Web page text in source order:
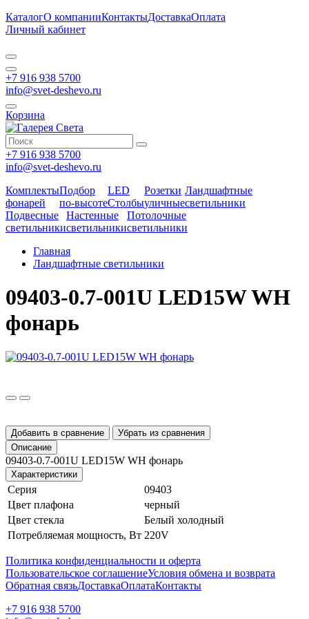
КаталогО компанииКонтактыДоставкаОплата
Личный кабинет
+7 916 938 5700
info@svet-deshevo.ru
Корзина
+7 916 938 5700
info@svet-deshevo.ru
Комплекты
фонарей
Подбор
по-высоте
LED
Столбы
Розетки
уличные
Ландшафтные
светильники
Подвесные
светильники
Настенные
светильники
Потолочные
светильники
Главная
Ландшафтные светильники
09403-0.7-001U LED15W WH
фонарь
Добавить в сравнение
Убрать из сравнения
Описание
09403-0.7-001U LED15W WH фонарь
Характеристики
Серия
09403
Цвет плафона
черный
Цвет стекла
Белый холодный
Потребляемая мощность, Вт 220V
Политика конфиденциальности и оферта
Пользовательское соглашениеУсловия обмена и возврата
Обратная связьДоставкаОплатаКонтакты
+7 916 938 5700